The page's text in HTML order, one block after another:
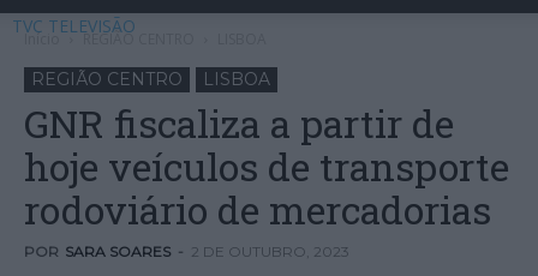
TVC TELEVISÃO
Início REGIÃO CENTRO
REGIÃO CENTRO LISBOA
GNR fiscaliza a partir de
hoje veículos de transporte
rodoviário de mercadorias
POR SARA SOARES - 2 DE OUTUBRO, 2023